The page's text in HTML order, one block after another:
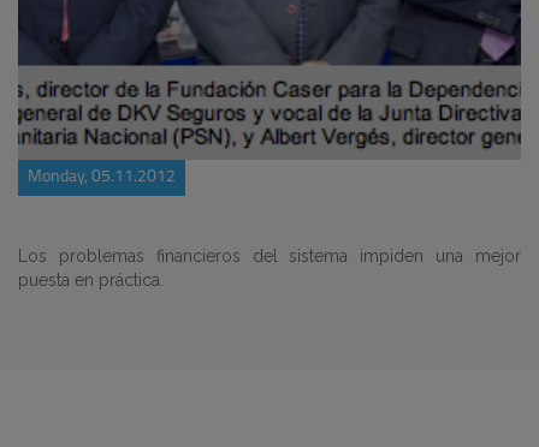
Monday, 05.11.2012
Los problemas financieros del sistema impiden una mejor
puesta en práctica.